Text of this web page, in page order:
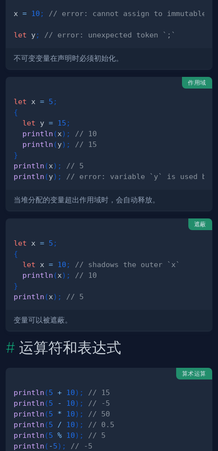
x = 10 ; // error: cannot assign to immutable
let y; // error: unexpected token `;`
不可变变量在声明时必须初始化。
作用域
let x = 5 ;
{
let y = 15 ;
println (x) ;
// 10
println (y) ;
// 15
}
println (x) ;
// 5
println (y) ; // error: variable `y` is used but
当堆分配的变量超出作用域时，会自动释放。
遮蔽
let x = 5 ;
{
let x = 10 ;
// shadows the outer `x`
println (x) ;
// 10
}
println (x) ; // 5
变量可以被遮蔽。
运算符和表达式
算术运算
println (5 + 10) ;
// 15
println (5 - 10) ;
// -5
println (5 * 10) ;
// 50
println (5 / 10) ;
// 0.5
println (5 % 10) ;
// 5
println ( -5) ; // -5